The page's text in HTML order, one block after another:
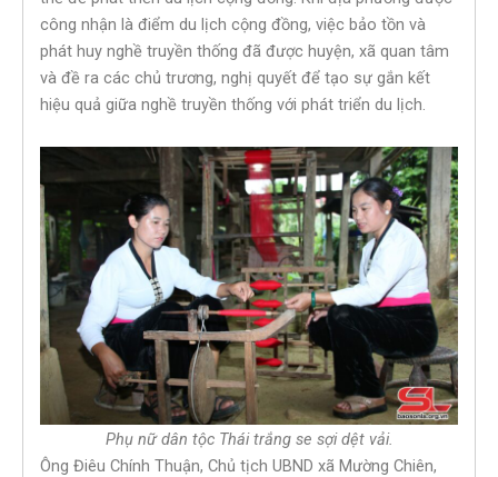
công nhận là điểm du lịch cộng đồng, việc bảo tồn và
phát huy nghề truyền thống đã được huyện, xã quan tâm
và đề ra các chủ trương, nghị quyết để tạo sự gắn kết
hiệu quả giữa nghề truyền thống với phát triển du lịch.
Phụ nữ dân tộc Thái trắng se sợi dệt vải.
Ông Điêu Chính Thuận, Chủ tịch UBND xã Mường Chiên,